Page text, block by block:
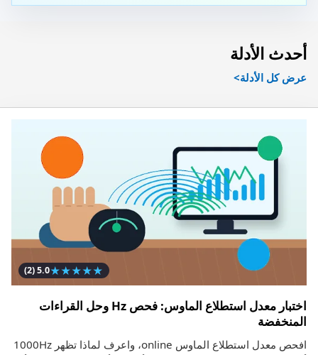
أحدث الأدلة
عرض كل الأدلة
★
★
★
★
★
5.0
(2)
اختبار معدل استطلاع الماوس: فحص Hz وحل القراءات
المنخفضة
افحص معدل استطلاع الماوس online، واعرف لماذا تظهر 1000Hz